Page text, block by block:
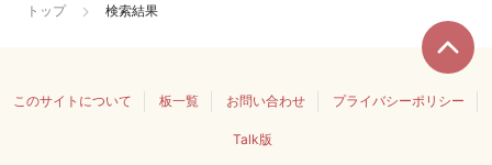
トップ 検索結果
このサイトについて 板一覧 お問い合わせ プライバシーポリシー
Talk版